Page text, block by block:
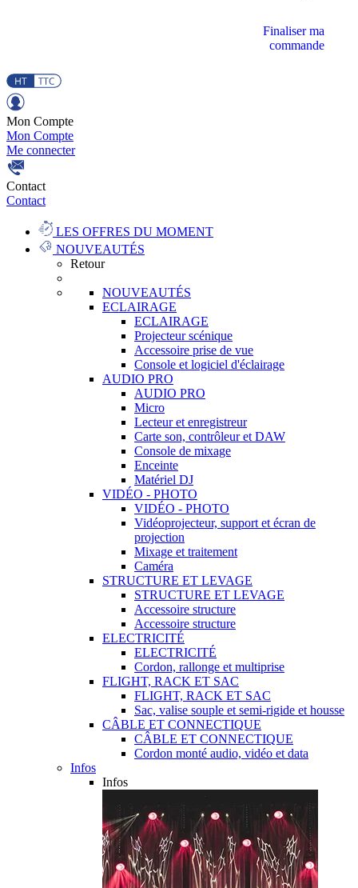
Finaliser ma
commande
Mon Compte
Mon Compte
Me connecter
Contact
Contact
LES OFFRES DU MOMENT
NOUVEAUTÉS
Retour
NOUVEAUTÉS
ECLAIRAGE
ECLAIRAGE
Projecteur scénique
Accessoire prise de vue
Console et logiciel d'éclairage
AUDIO PRO
AUDIO PRO
Micro
Lecteur et enregistreur
Carte son, contrôleur et DAW
Console de mixage
Enceinte
Matériel DJ
VIDÉO - PHOTO
VIDÉO - PHOTO
Vidéoprojecteur, support et écran de
projection
Mixage et traitement
Caméra
STRUCTURE ET LEVAGE
STRUCTURE ET LEVAGE
Accessoire structure
Accessoire structure
ELECTRICITÉ
ELECTRICITÉ
Cordon, rallonge et multiprise
FLIGHT, RACK ET SAC
FLIGHT, RACK ET SAC
Sac, valise souple et semi-rigide et housse
CÂBLE ET CONNECTIQUE
CÂBLE ET CONNECTIQUE
Cordon monté audio, vidéo et data
Infos
Infos